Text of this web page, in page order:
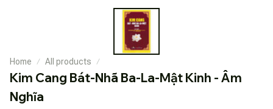
Home All products
Kim Cang Bát-Nhã Ba-La-Mật Kinh - Âm
Nghĩa